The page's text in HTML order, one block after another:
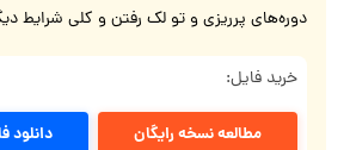
دوره‌های پرریزی و تو لک رفتن و کلی شرایط
خرید فایل:
مطالعه نسخه رایگان دانلود